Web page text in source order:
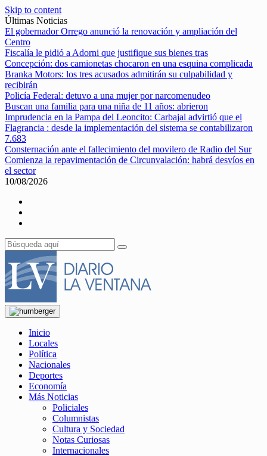
Skip to content
Últimas Noticias
El gobernador Orrego anunció la renovación y ampliación del
Centro
Fiscalía le pidió a Adorni que justifique sus bienes tras
Concepción: dos camionetas chocaron en una esquina complicada
Branka Motors: los tres acusados admitirán su culpabilidad y
recibirán
Policía Federal: detuvo a una mujer por narcomenudeo
Buscan una familia para una niña de 11 años: abrieron
Imprudencia en la Pampa del Leoncito: Carbajal advirtió que el
Flagrancia : desde la implementación del sistema se contabilizaron
7.683
Consternación ante el fallecimiento del movilero de Radio del Sur
Comienza la repavimentación de Circunvalación: habrá desvíos en
el sector
10/08/2026
Inicio
Locales
Política
Nacionales
Deportes
Economía
Más Noticias
Policiales
Columnistas
Cultura y Sociedad
Notas Curiosas
Internacionales